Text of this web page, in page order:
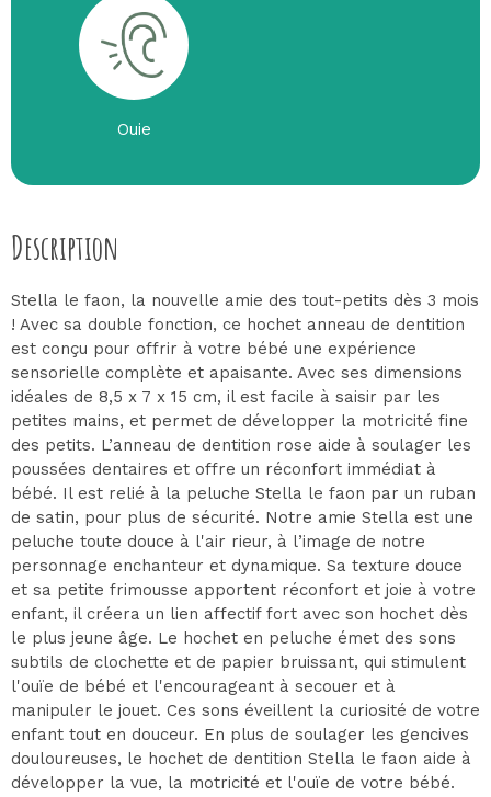
Ouie
Description
Stella le faon, la nouvelle amie des tout-petits dès 3 mois
! Avec sa double fonction, ce hochet anneau de dentition
est conçu pour offrir à votre bébé une expérience
sensorielle complète et apaisante. Avec ses dimensions
idéales de 8,5 x 7 x 15 cm, il est facile à saisir par les
petites mains, et permet de développer la motricité fine
des petits. L’anneau de dentition rose aide à soulager les
poussées dentaires et offre un réconfort immédiat à
bébé. Il est relié à la peluche Stella le faon par un ruban
de satin, pour plus de sécurité. Notre amie Stella est une
peluche toute douce à l'air rieur, à l’image de notre
personnage enchanteur et dynamique. Sa texture douce
et sa petite frimousse apportent réconfort et joie à votre
enfant, il créera un lien affectif fort avec son hochet dès
le plus jeune âge. Le hochet en peluche émet des sons
subtils de clochette et de papier bruissant, qui stimulent
l'ouïe de bébé et l'encourageant à secouer et à
manipuler le jouet. Ces sons éveillent la curiosité de votre
enfant tout en douceur. En plus de soulager les gencives
douloureuses, le hochet de dentition Stella le faon aide à
développer la vue, la motricité et l'ouïe de votre bébé.